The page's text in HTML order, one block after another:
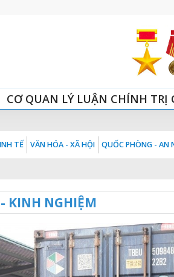
CƠ QUAN LÝ LUẬN CHÍNH
TẾ VĂN HÓA - XÃ HỘI QUỐC PHÒNG - AN
KINH NGHIỆM